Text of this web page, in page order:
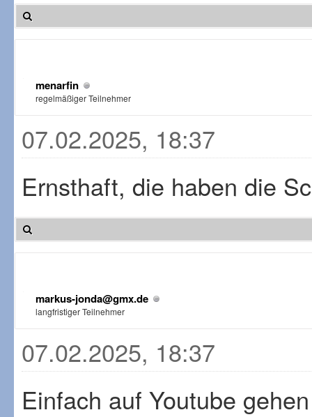
menarfin
regelmäßiger Teilnehmer
07.02.2025, 18:37
Ernsthaft, die haben die
markus-jonda@gmx.de
langfristiger Teilnehmer
07.02.2025, 18:37
Einfach auf Youtube